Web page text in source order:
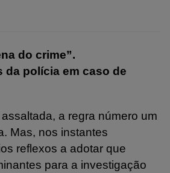
do crime”.
da polícia em caso de
a regra número um
Mas, nos instantes
reflexos a adotar que
para a investigação